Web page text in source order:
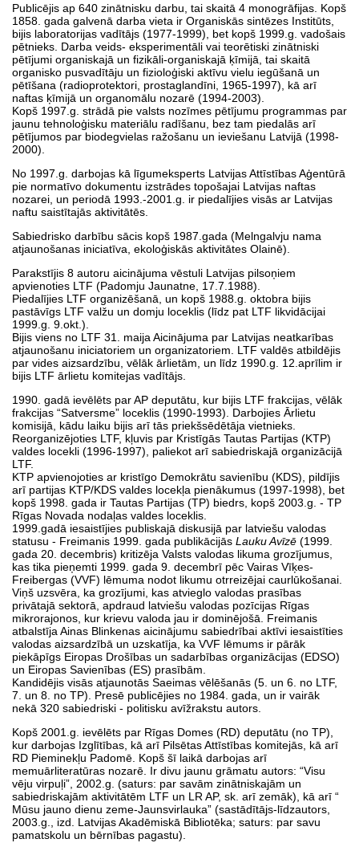
Publicējis ap 640 zinātnisku darbu, tai skaitā 4 monogrāfijas. Kopš
1858. gada galvenā darba vieta ir Organiskās sintēzes Institūts,
bijis laboratorijas vadītājs (1977-1999), bet kopš 1999.g. vadošais
pētnieks. Darba veids- eksperimentāli vai teorētiski zinātniski
pētījumi organiskajā un fizikāli-organiskajā ķīmijā, tai skaitā
organisko pusvadītāju un fizioloģiski aktīvu vielu iegūšanā un
pētīšana (radioprotektori, prostaglandīni, 1965-1997), kā arī
naftas ķīmijā un organomālu nozarē (1994-2003).
Kopš 1997.g. strādā pie valsts nozīmes pētījumu programmas par
jaunu tehnoloģisku materiālu radīšanu, bez tam piedalās arī
pētījumos par biodegvielas ražošanu un ieviešanu Latvijā (1998-
2000).
No 1997.g. darbojas kā līgumeksperts Latvijas Attīstības Aģentūrā
pie normatīvo dokumentu izstrādes topošajai Latvijas naftas
nozarei, un periodā 1993.-2001.g. ir piedalījies visās ar Latvijas
naftu saistītajās aktivitātēs.
Sabiedrisko darbību sācis kopš 1987.gada (Melngalvju nama
atjaunošanas iniciatīva, ekoloģiskās aktivitātes Olainē).
Parakstījis 8 autoru aicinājuma vēstuli Latvijas pilsoņiem
apvienoties LTF (Padomju Jaunatne, 17.7.1988).
Piedalījies LTF organizēšanā, un kopš 1988.g. oktobra bijis
pastāvīgs LTF valžu un domju loceklis (līdz pat LTF likvidācijai
1999.g. 9.okt.).
Bijis viens no LTF 31. maija Aicinājuma par Latvijas neatkarības
atjaunošanu iniciatoriem un organizatoriem. LTF valdēs atbildējis
par vides aizsardzību, vēlāk ārlietām, un līdz 1990.g. 12.aprīlim ir
bijis LTF ārlietu komitejas vadītājs.
1990. gadā ievēlēts par AP deputātu, kur bijis LTF frakcijas, vēlāk
frakcijas “Satversme” loceklis (1990-1993). Darbojies Ārlietu
komisijā, kādu laiku bijis arī tās priekšsēdētāja vietnieks.
Reorganizējoties LTF, kļuvis par Kristīgās Tautas Partijas (KTP)
valdes locekli (1996-1997), paliekot arī sabiedriskajā organizācijā
LTF.
KTP apvienojoties ar kristīgo Demokrātu savienību (KDS), pildījis
arī partijas KTP/KDS valdes locekļa pienākumus (1997-1998), bet
kopš 1998. gada ir Tautas Partijas (TP) biedrs, kopš 2003.g. - TP
Rīgas Novada nodaļas valdes loceklis.
1999.gadā iesaistījies publiskajā diskusijā par latviešu valodas
statusu - Freimanis 1999. gada publikācijās Lauku Avīzē (1999.
gada 20. decembris) kritizēja Valsts valodas likuma grozījumus,
kas tika pieņemti 1999. gada 9. decembrī pēc Vairas Vīķes-
Freibergas (VVF) lēmuma nodot likumu otrreizējai caurlūkošanai.
Viņš uzsvēra, ka grozījumi, kas atvieglo valodas prasības
privātajā sektorā, apdraud latviešu valodas pozīcijas Rīgas
mikrorajonos, kur krievu valoda jau ir dominējošā. Freimanis
atbalstīja Ainas Blinkenas aicinājumu sabiedrībai aktīvi iesaistīties
valodas aizsardzībā un uzskatīja, ka VVF lēmums ir pārāk
piekāpīgs Eiropas Drošības un sadarbības organizācijas (EDSO)
un Eiropas Savienības (ES) prasībām.
Kandidējis visās atjaunotās Saeimas vēlēšanās (5. un 6. no LTF,
7. un 8. no TP). Presē publicējies no 1984. gada, un ir vairāk
nekā 320 sabiedriski - politisku avīžrakstu autors.
Kopš 2001.g. ievēlēts par Rīgas Domes (RD) deputātu (no TP),
kur darbojas Izglītības, kā arī Pilsētas Attīstības komitejās, kā arī
RD Pieminekļu Padomē. Kopš šī laikā darbojas arī
memuārliteratūras nozarē. Ir divu jaunu grāmatu autors: “Visu
vēju virpuļi”, 2002.g. (saturs: par savām zinātniskajām un
sabiedriskajām aktivitātēm LTF un LR AP, sk. arī zemāk), kā arī “
Mūsu jauno dienu zeme-Jaunsvirlauka” (sastādītājs-līdzautors,
2003.g., izd. Latvijas Akadēmiskā Bibliotēka; saturs: par savu
pamatskolu un bērnības pagastu).